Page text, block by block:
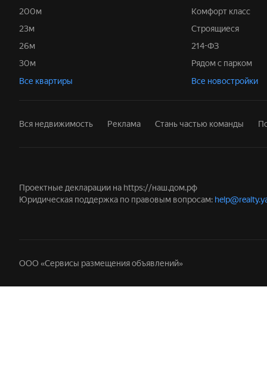
200м
23м
26м
30м
Все квартиры
Комфорт класс
Строящиеся
214-ФЗ
Рядом с парком
Все новостройки
Вся недвижимость Реклама Стань частью команды
Проектные декларации на https://наш.дом.рф
Юридическая поддержка по правовым вопросам:
ООО «Сервисы размещения объявлений»